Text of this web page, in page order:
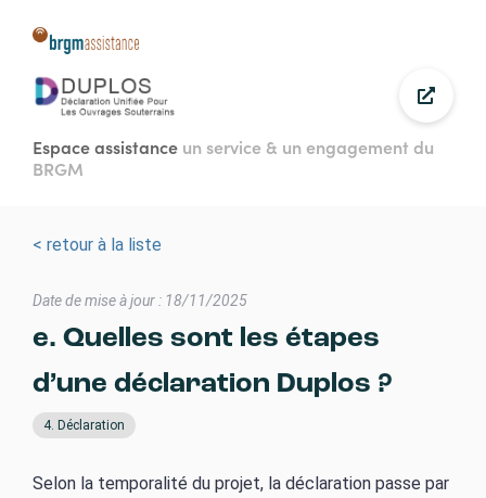
principal
Espace assistance un service & un engagement du
BRGM
< retour à la liste
Date de mise à jour : 18/11/2025
e. Quelles sont les étapes
d’une déclaration Duplos ?
4. Déclaration
Selon la temporalité du projet, la déclaration passe par